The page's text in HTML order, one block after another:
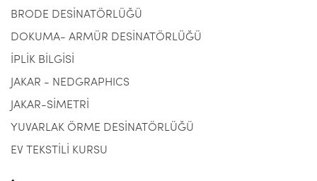
BRODE DESİNATÖRLÜĞÜ
DOKUMA- ARMÜR DESİNATÖRLÜĞÜ
İPLİK BİLGİSİ
JAKAR - NEDGRAPHICS
JAKAR-SİMETRİ
YUVARLAK ÖRME DESİNATÖRLÜĞÜ
EV TEKSTİLİ KURSU